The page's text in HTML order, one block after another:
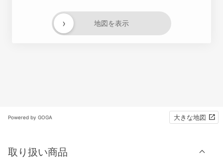
地図を表示
›
Powered by GOGA 大きな地図
取り扱い商品